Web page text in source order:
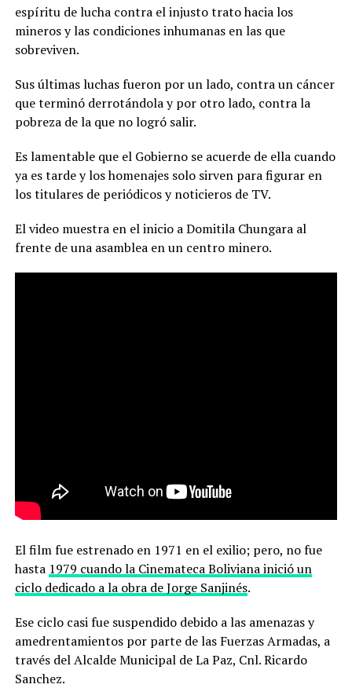
espíritu de lucha contra el injusto trato hacia los
mineros y las condiciones inhumanas en las que
sobreviven.
Sus últimas luchas fueron por un lado, contra un cáncer
que terminó derrotándola y por otro lado, contra la
pobreza de la que no logró salir.
Es lamentable que el Gobierno se acuerde de ella cuando
ya es tarde y los homenajes solo sirven para figurar en
los titulares de periódicos y noticieros de TV.
El video muestra en el inicio a Domitila Chungara al
frente de una asamblea en un centro minero.
El film fue estrenado en 1971 en el exilio; pero, no fue
hasta 1979 cuando la Cinemateca Boliviana inició un
ciclo dedicado a la obra de Jorge Sanjinés.
Ese ciclo casi fue suspendido debido a las amenazas y
amedrentamientos por parte de las Fuerzas Armadas, a
través del Alcalde Municipal de La Paz, Cnl. Ricardo
Sanchez.